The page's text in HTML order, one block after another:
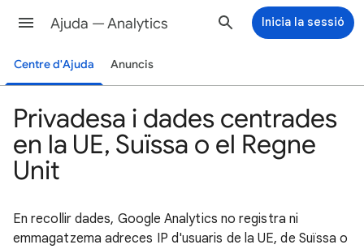
Ajuda — Analytics Inicia la sessió
Centre d'Ajuda Anuncis
Privadesa i dades centrades
en la UE, Suïssa o el Regne
Unit
En recollir dades, Google Analytics no registra ni
emmagatzema adreces IP d'usuaris de la UE, de Suïssa o